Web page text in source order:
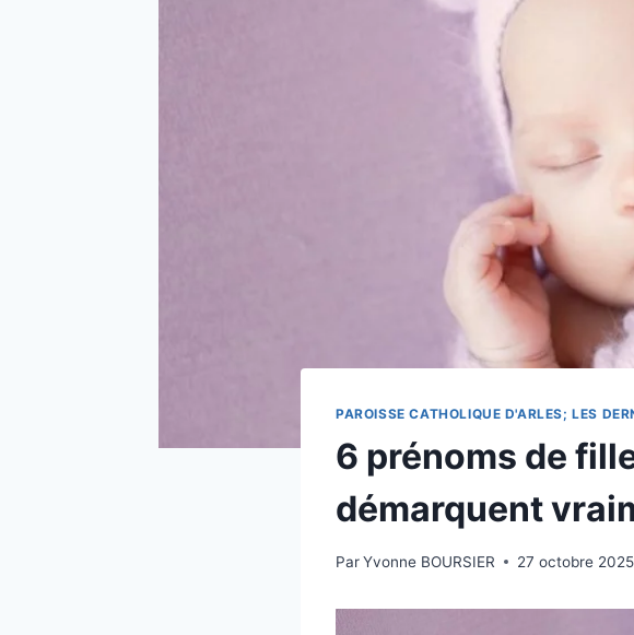
PAROISSE CATHOLIQUE D'ARLES; LES
6 prénoms de
démarquent
ParYvonne BOURSIER 27 octobre 2025